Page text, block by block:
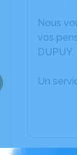
Nous
vos
DUPUY.
Un